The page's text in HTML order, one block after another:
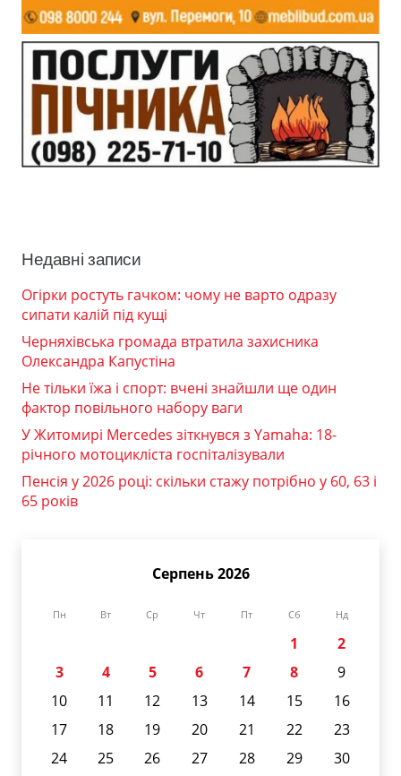
Недавні записи
Огірки ростуть гачком: чому не варто одразу
сипати калій під кущі
Черняхівська громада втратила захисника
Олександра Капустіна
Не тільки їжа і спорт: вчені знайшли ще один
фактор повільного набору ваги
У Житомирі Mercedes зіткнувся з Yamaha: 18-
річного мотоцикліста госпіталізували
Пенсія у 2026 році: скільки стажу потрібно у 60, 63 і
65 років
Серпень 2026
Пн Вт Ср Чт Пт Сб Нд
1
2
3
4 5 6 7 8
9
10
11 12 13 14 15
16
17
18 19 20 21 22
23
24
25 26 27 28 29
30